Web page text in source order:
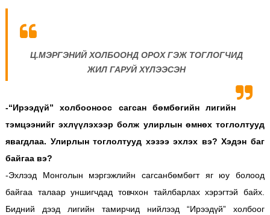
Ц.МЭРГЭНИЙ ХОЛБООНД ОРОХ ГЭЖ ТОГЛОГЧИД
ЖИЛ ГАРУЙ ХҮЛЭЭСЭН
-“Ирээдүй” холбооноос сагсан бөмбөгийн лигийн
тэмцээнийг эхлүүлэхээр болж улирлын өмнөх тоглолтууд
явагдлаа. Улирлын тоглолтууд хэзээ эхлэх вэ? Хэдэн баг
байгаа вэ?
-Эхлээд Монголын мэргэжлийн сагсанбөмбөгт яг юу болоод
байгаа талаар уншигчдад товчхон тайлбарлах хэрэгтэй байх.
Бидний дээд лигийн тамирчид нийлээд “Ирээдүй” холбоог